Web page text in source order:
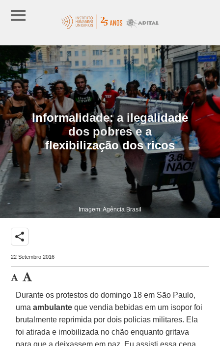
Informalidade: a ilegalidade
dos pobres e a
flexibilização dos ricos
Imagem: Agência Brasil
share
22 Setembro 2016
Durante os protestos do domingo 18 em São Paulo,
umaambulante que vendia bebidas em um isopor foi
brutalmente reprimida por dois policias militares. Ela
foi atirada e imobilizada no chão enquanto gritava
para que a deixassem em paz. Eu assisti essa cena